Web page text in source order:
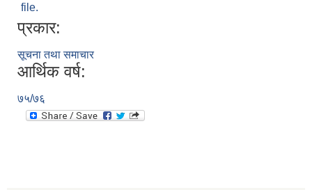
file.
प्रकार:
सूचना तथा समाचार
आर्थिक वर्ष:
७५/७६